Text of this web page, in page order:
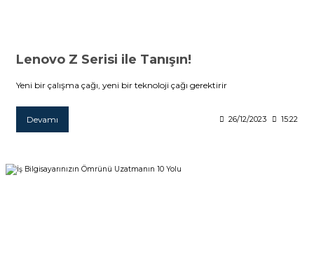
Lenovo Z Serisi ile Tanışın!
Yeni bir çalışma çağı, yeni bir teknoloji çağı gerektirir
Devamı 26/12/2023 15:22